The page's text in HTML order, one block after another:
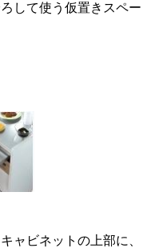
して使う仮置きスペー
ャビネットの上部に、